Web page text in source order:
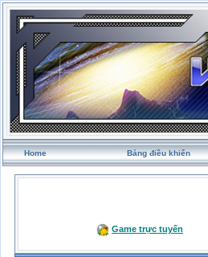
Home Bảng điều khiển
Game trực tuyến